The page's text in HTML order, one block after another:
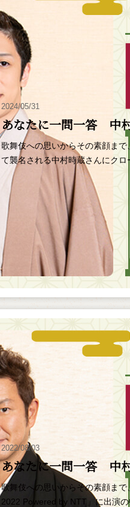
2024/05/31
あなたに一問一答 中
歌舞伎への思いからその素顔ま
て襲名される中村時蔵さんにク
2022/08/03
あなたに一問一答 中
歌舞伎への思いからその素顔ま
2022 Powered by NTT」に出演